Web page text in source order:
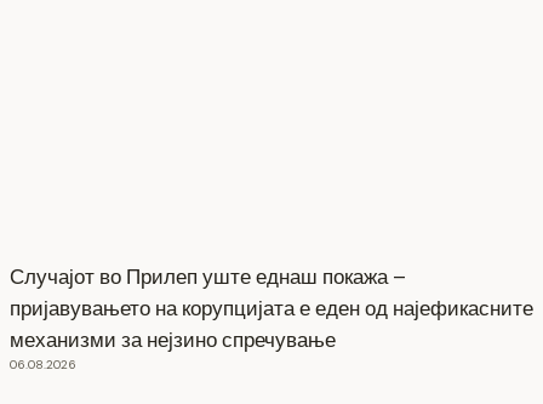
Случајот во Прилеп уште еднаш покажа –
пријавувањето на корупцијата е еден од најефикасните
механизми за нејзино спречување
06.08.2026